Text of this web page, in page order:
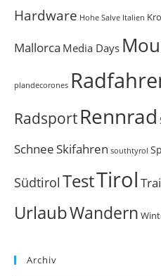
Hardware Hohe Salve Italien
Mallorca Media Days
plandecorones
RadsportRennrad
Schnee Skifahren southtyrol
Südtirol TestTirol
UrlaubWandern
Archiv